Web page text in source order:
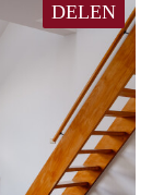
DELEN